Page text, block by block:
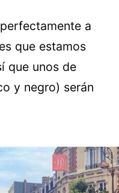
a
que estamos
que unos de
y negro) serán